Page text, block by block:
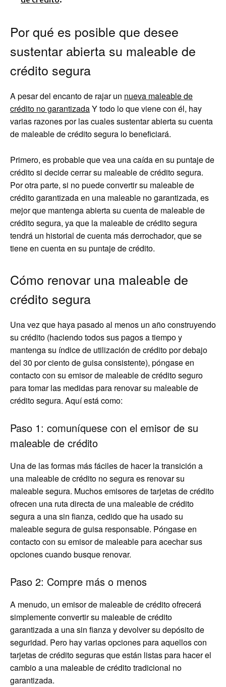
Por qué es posible que desee
sustentar abierta su maleable de
crédito segura
A pesar del encanto de rajar un nueva maleable de
crédito no garantizadaY todo lo que viene con él, hay
varias razones por las cuales sustentar abierta su cuenta
de maleable de crédito segura lo beneficiará.
Primero, es probable que vea una caída en su puntaje de
crédito si decide cerrar su maleable de crédito segura.
Por otra parte, si no puede convertir su maleable de
crédito garantizada en una maleable no garantizada, es
mejor que mantenga abierta su cuenta de maleable de
crédito segura, ya que la maleable de crédito segura
tendrá un historial de cuenta más derrochador, que se
tiene en cuenta en su puntaje de crédito.
Cómo renovar una maleable de
crédito segura
Una vez que haya pasado al menos un año construyendo
su crédito (haciendo todos sus pagos a tiempo y
mantenga su índice de utilización de crédito por debajo
del 30 por ciento de guisa consistente), póngase en
contacto con su emisor de maleable de crédito seguro
para tomar las medidas para renovar su maleable de
crédito segura. Aquí está como:
Paso 1: comuníquese con el emisor de su
maleable de crédito
Una de las formas más fáciles de hacer la transición a
una maleable de crédito no segura es renovar su
maleable segura. Muchos emisores de tarjetas de crédito
ofrecen una ruta directa de una maleable de crédito
segura a una sin fianza, cedido que ha usado su
maleable segura de guisa responsable. Póngase en
contacto con su emisor de maleable para acechar sus
opciones cuando busque renovar.
Paso 2: Compre más o menos
A menudo, un emisor de maleable de crédito ofrecerá
simplemente convertir su maleable de crédito
garantizada a una sin fianza y devolver su depósito de
seguridad. Pero hay varias opciones para aquellos con
tarjetas de crédito seguras que están listas para hacer el
cambio a una maleable de crédito tradicional no
garantizada.